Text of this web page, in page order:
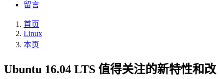
留言
首页
Linux
本页
Ubuntu 16.04 LTS 值得关注的新特性和改